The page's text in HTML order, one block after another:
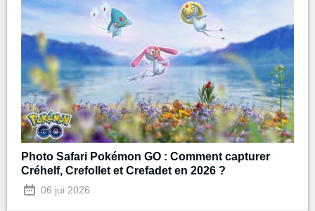
Photo Safari Pokémon GO : Comment capturer
Créhelf, Crefollet et Crefadet en 2026 ?
06 jui 2026